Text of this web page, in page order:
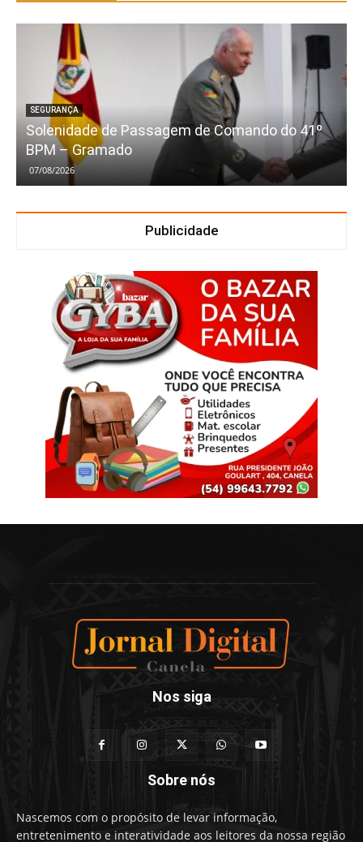
SEGURANÇA
Solenidade de Passagem de Comando do 41º
BPM – Gramado
07/08/2026
Publicidade
Nos siga
Sobre nós
Nascemos com o propósito de levar informação,
entretenimento e interatividade aos leitores da nossa região